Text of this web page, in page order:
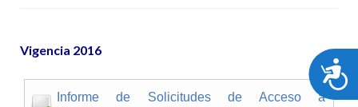
Vigencia 2016
Informe de Solicitudes de Acceso a